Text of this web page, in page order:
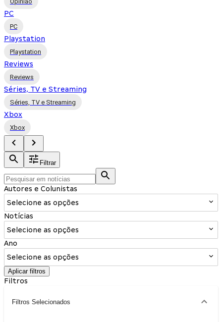
PC
PC
Playstation
Playstation
Reviews
Reviews
Séries, TV e Streaming
Séries, TV e Streaming
Xbox
Xbox
Filtrar
Autores e Colunistas
Selecione as opções
Notícias
Selecione as opções
Ano
Selecione as opções
Aplicar filtros
Filtros
Filtros Selecionados